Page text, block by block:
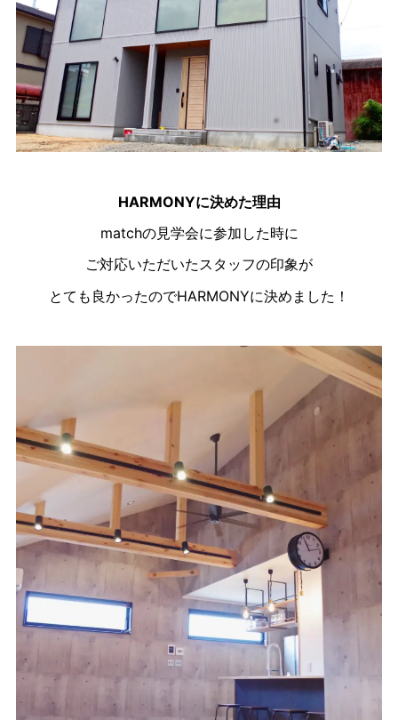
HARMONYに決めた理由
matchの見学会に参加した時に
ご対応いただいたスタッフの印象が
とても良かったのでHARMONYに決めました！